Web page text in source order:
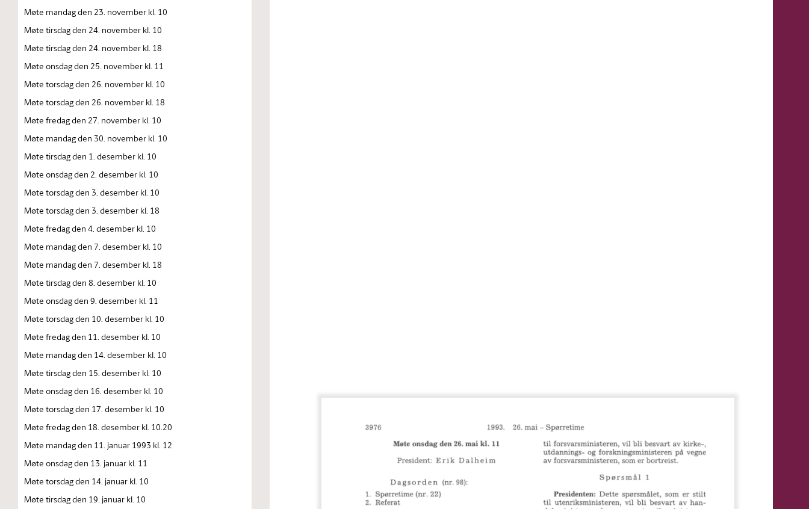
Møte mandag den 23. november kl. 10
Møte tirsdag den 24. november kl. 10
Møte tirsdag den 24. november kl. 18
Møte onsdag den 25. november kl. 11
Møte torsdag den 26. november kl. 10
Møte torsdag den 26. november kl. 18
Møte fredag den 27. november kl. 10
Møte mandag den 30. november kl. 10
Møte tirsdag den 1. desember kl. 10
Møte onsdag den 2. desember kl. 10
Møte torsdag den 3. desember kl. 10
Møte torsdag den 3. desember kl. 18
Møte fredag den 4. desember kl. 10
Møte mandag den 7. desember kl. 10
Møte mandag den 7. desember kl. 18
Møte tirsdag den 8. desember kl. 10
Møte onsdag den 9. desember kl. 11
Møte torsdag den 10. desember kl. 10
Møte fredag den 11. desember kl. 10
Møte mandag den 14. desember kl. 10
Møte tirsdag den 15. desember kl. 10
Møte onsdag den 16. desember kl. 10
Møte torsdag den 17. desember kl. 10
Møte fredag den 18. desember kl. 10.20
Møte mandag den 11. januar 1993 kl. 12
Møte onsdag den 13. januar kl. 11
Møte torsdag den 14. januar kl. 10
Møte tirsdag den 19. januar kl. 10